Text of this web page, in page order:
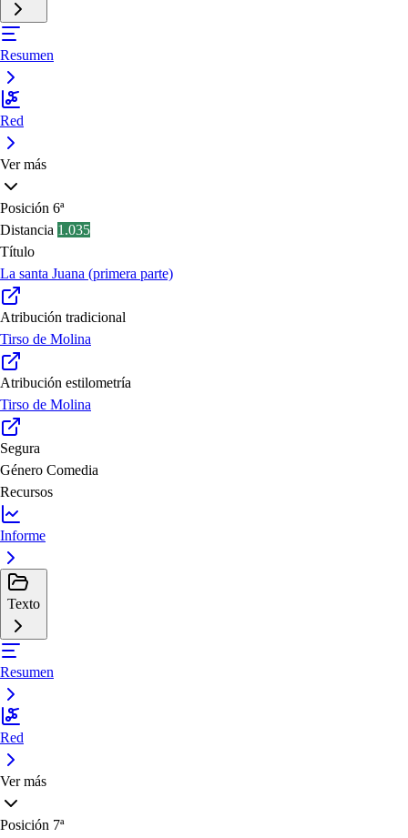
Resumen
Red
Ver más
Posición 6ª
Distancia 1.035
Título
La santa Juana (primera parte)
Atribución tradicional
Tirso de Molina
Atribución estilometría
Tirso de Molina
Segura
Género Comedia
Recursos
Informe
Texto
Resumen
Red
Ver más
Posición 7ª